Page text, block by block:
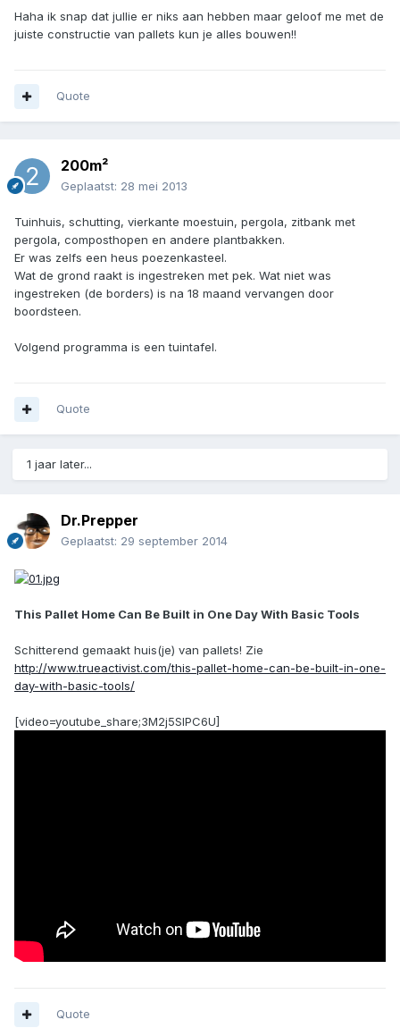
Haha ik snap dat jullie er niks aan hebben maar geloof me met de
juiste constructie van pallets kun je alles bouwen!!
Quote
200m²
Geplaatst: 28 mei 2013
Tuinhuis, schutting, vierkante moestuin, pergola, zitbank met
pergola, composthopen en andere plantbakken.
Er was zelfs een heus poezenkasteel.
Wat de grond raakt is ingestreken met pek. Wat niet was
ingestreken (de borders) is na 18 maand vervangen door
boordsteen.
Volgend programma is een tuintafel.
Quote
1 jaar later...
Dr.Prepper
Geplaatst: 29 september 2014
This Pallet Home Can Be Built in One Day With Basic Tools
Schitterend gemaakt huis(je) van pallets! Zie
http://www.trueactivist.com/this-pallet-home-can-be-built-in-one-
day-with-basic-tools/
[video=youtube_share;3M2j5SIPC6U]
Quote